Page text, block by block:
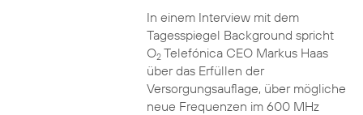
In einem Interview mit dem
Tagesspiegel Background spricht
O2Telefónica CEO Markus Haas
über das Erfüllen der
Versorgungsauflage, über mögliche
neue Frequenzen im 600 MHz